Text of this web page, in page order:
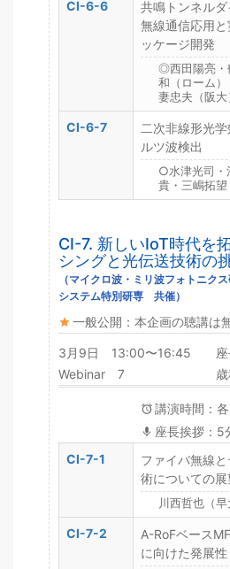
CI-6-6
共鳴トンネル
無線通信応用
ッケージ開発
◎西田陽亮・
和（ローム
妻忠夫（阪大
CI-6-7
二次非線形光
ルツ波検出
○水津光司・
貴・三嶋拓望
CI-7. 新しいIoT時代を
シングと光伝送技術の
（マイクロ波・ミリ波フォトニク
システム特別研専 共催）
一般公開：本企画の聴講は
3月9日 13:00〜16:45
Webinar 7
歳
講演時間：
座長挨拶：5
CI-7-1
ファイバ無線
術についての展
川西哲也（早
CI-7-2
A-RoFベース
に向けた発展性